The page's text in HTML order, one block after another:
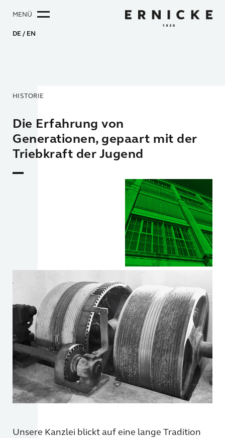
MENÜ
DE EN
HISTORIE
Die Erfahrung von
Generationen, gepaart mit der
Triebkraft der Jugend
Unsere Kanzlei blickt auf eine lange Tradition